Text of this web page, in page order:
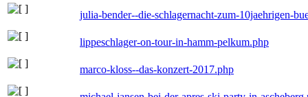
julia-bender--die-schlagernacht-zum-10jaehrigen-
lippeschlager-on-tour-in-hamm-pelkum.php
marco-kloss--das-konzert-2017.php